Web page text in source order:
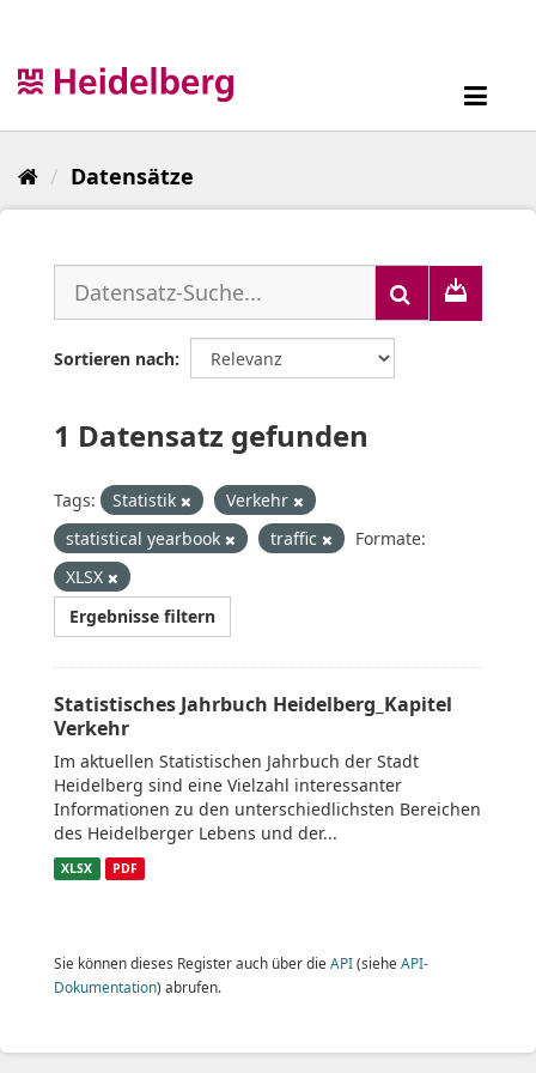
Datensätze
Sortieren nach
1 Datensatz gefunden
Tags: Statistik
Verkehr
statistical yearbook
traffic
Formate:
XLSX
Ergebnisse filtern
Statistisches Jahrbuch Heidelberg_Kapitel
Verkehr
Im aktuellen Statistischen Jahrbuch der Stadt
Heidelberg sind eine Vielzahl interessanter
Informationen zu den unterschiedlichsten Bereichen
des Heidelberger Lebens und der...
XLSX PDF
Sie können dieses Register auch über die API(siehe API-
Dokumentation) abrufen.